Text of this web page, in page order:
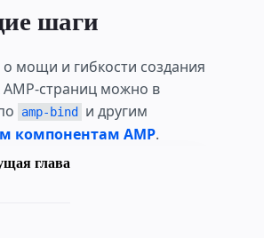
шаги
мощи и гибкости создания
AMP-страниц можно в
amp-bind и другим
компонентам AMP.
глава